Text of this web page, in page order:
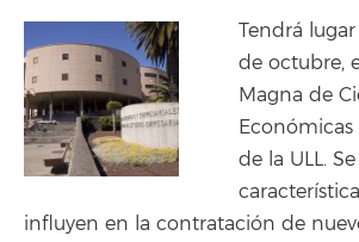
Tendrá
de octubre,
Magna de
Económicas
de la ULL.
influyen en la contratación de